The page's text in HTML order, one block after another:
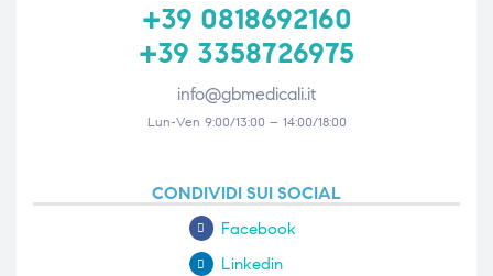
+39 0818692160
+39 3358726975
info@gbmedicali.it
Lun-Ven 9:00/13:00 – 14:00/18:00
CONDIVIDI SUI SOCIAL
Facebook
Linkedin